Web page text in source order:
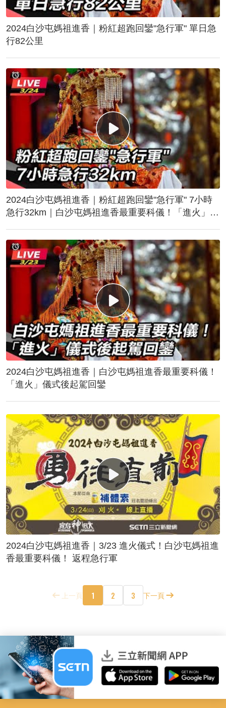
2024白沙屯媽祖進香｜粉紅超跑回鑾"急行軍" 單日急
行82公里
2024白沙屯媽祖進香｜粉紅超跑回鑾"急行軍" 7小時
急行32km｜白沙屯媽祖進香最重要科儀！「進火」儀
2024白沙屯媽祖進香｜白沙屯媽祖進香最重要科儀！
「進火」儀式後起駕回鑾
2024白沙屯媽祖進香｜3/23 進火儀式！白沙屯媽祖進
香最重要科儀！ 返程急行軍
上一頁 1 2 3 下一頁